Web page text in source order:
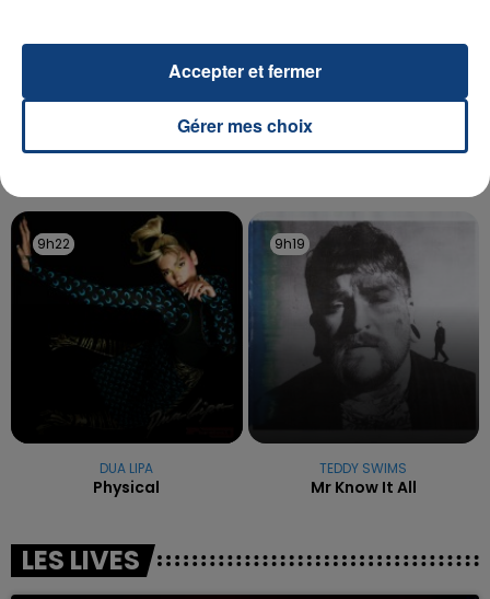
UNE ADOLESCENTE DEVANT SE FAIRE
OPÉRER DE LA CHEVILLE RESSORT DE LA...
La famille a porté plainte contre la clinique qui a
reconnu sa responsabilité et présenté ses
excuses.
9h22
9h22
DUA LIPA
Physical
9h19
9h19
TEDDY SWIMS
Mr Know It All
LES LIVES
Gérer mes choix
Accepter et fermer